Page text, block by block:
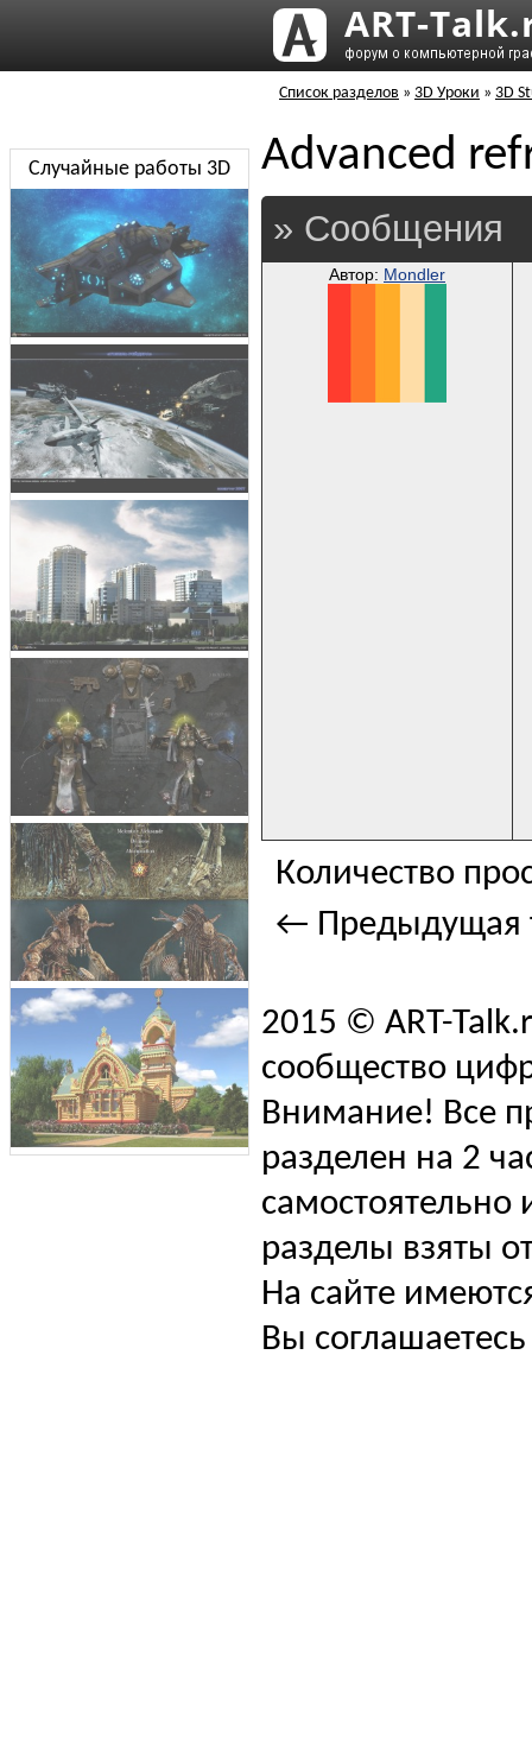
Список разделов » 3D Уроки » 3D
Advanced
» Сообщения
Автор: Mondler
Количество
← Предыдущая
Случайные работы 3D
2015 © ART-
сообщество
Внимание! Все
разделен на 2
самостоятельно
разделы взяты
На сайте
Вы